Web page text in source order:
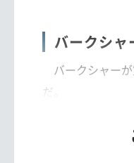
バークシ
バークシャー
だ。